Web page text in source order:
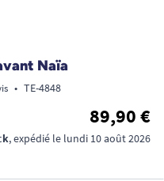
Naïa
• TE-4848
89,90 €
, expédié le lundi 10 août 2026